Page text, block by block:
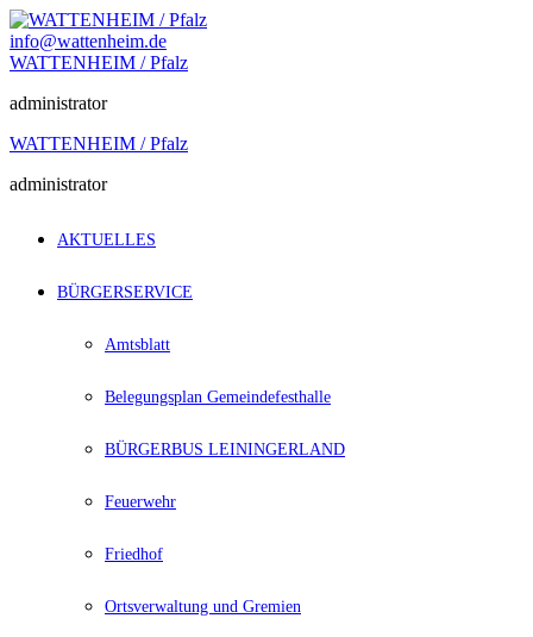
Zum
Inhalt
springen
info@wattenheim.de
WATTENHEIM / Pfalz
administrator
WATTENHEIM / Pfalz
administrator
AKTUELLES
BÜRGERSERVICE
Amtsblatt
Belegungsplan Gemeindefesthalle
BÜRGERBUS LEININGERLAND
Feuerwehr
Friedhof
Ortsverwaltung und Gremien